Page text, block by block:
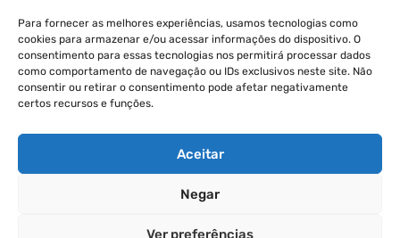
Para fornecer as melhores experiências, usamos tecnologias como
cookies para armazenar e/ou acessar informações do dispositivo. O
consentimento para essas tecnologias nos permitirá processar dados
como comportamento de navegação ou IDs exclusivos neste site. Não
consentir ou retirar o consentimento pode afetar negativamente
certos recursos e funções.
Aceitar
Negar
Ver preferências
Reviews Do YouTube Sao
Confiaveis? A Verdade Nao
E Tao Simples
TENDÊNCIAS TECH
Por Que Eu Deveria
Escolher Um Notebook